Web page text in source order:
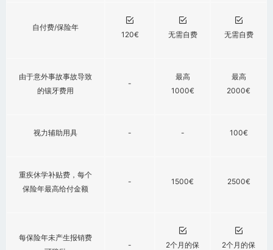
自付费/保险年
120€
无需自费 无需自费
由于意外事故事故导致
的镶牙费用
-
最高
1000€
最高
2000€
视力辅助用具 - - 100€
重疾休学补贴费，每个
保险年最高给付金额
- 1500€ 2500€
每保险年未产生报销费
- 2个月的保 2个月的保